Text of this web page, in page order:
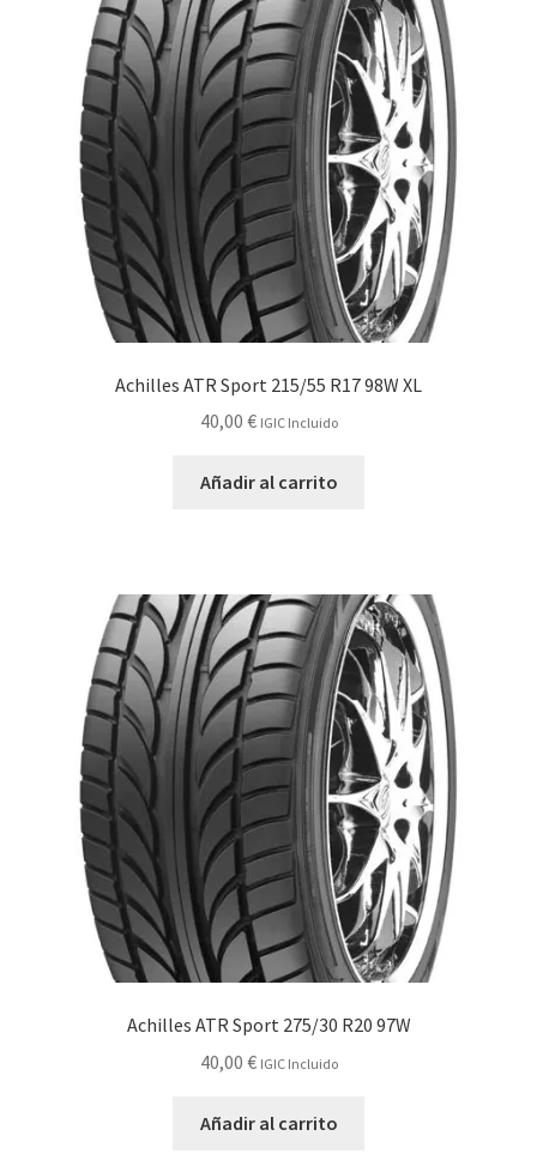
Achilles ATR Sport 215/55 R17 98W XL
40,00 € IGIC Incluido
Añadir al carrito
Achilles ATR Sport 275/30 R20 97W
40,00 € IGIC Incluido
Añadir al carrito